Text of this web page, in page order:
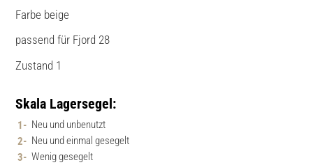
Farbe beige
passend für Fjord 28
Zustand 1
Skala Lagersegel:
Neu und unbenutzt
Neu und einmal gesegelt
Wenig gesegelt